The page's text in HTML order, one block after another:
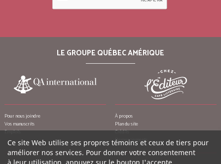
LE GROUPE QUÉBEC AMÉRIQUE
Pour nous joindre
Vos manuscrits
Emplois
À propos
Plan du site
Crédits
Remerciements
Ce site Web utilise ses propres témoins et ceux de tiers pour
améliorer nos services. Pour donner votre consentement